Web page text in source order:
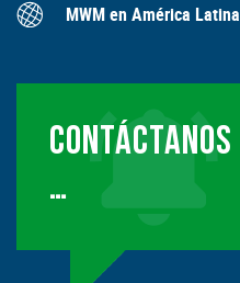
MWM en América Latina
CONTÁCTANOS
…